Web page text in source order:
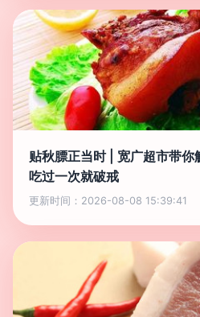
贴秋膘正当时 | 宽广超市带你
吃过一次就破戒
更新时间：2026-08-08 15:39:41